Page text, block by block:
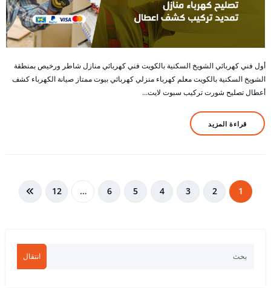
أول فني كهربائي الشويخ السكنية بالكويت فني كهربائي منازل شاطر ورخيص بمنطقة
الشويخ السكنية بالكويت معلم كهرباء منزلي كهربائي بيوت ممتاز صيانة الكهرباء كشف
أعطال تصليح شورت تركيب سبوت لايت…
قراءة المزيد
تعدد 1
2
3
4
5
6
…
12
انتقال